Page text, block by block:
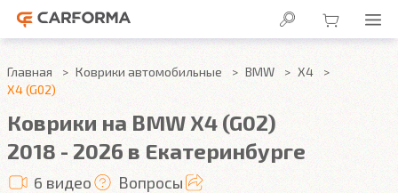
Главная Коврики автомобильные BMW
X4
X4 (G02)
Коврики на BMW X4 (G02)
2018 - 2026 в Екатеринбурге
6 видео Вопросы